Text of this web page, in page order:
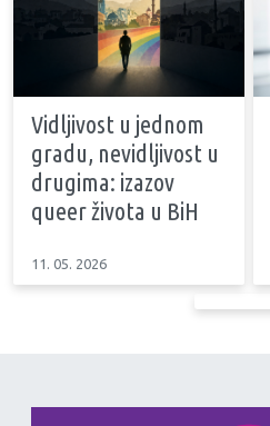
Vidljivost u jednom
gradu, nevidljivost u
drugima: izazov
queer života u BiH
11. 05. 2026